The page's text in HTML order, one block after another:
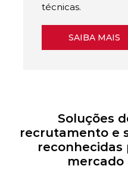
técnicas.
SAIBA MAIS
Soluções
recrutamento e
reconhecidas
mercado